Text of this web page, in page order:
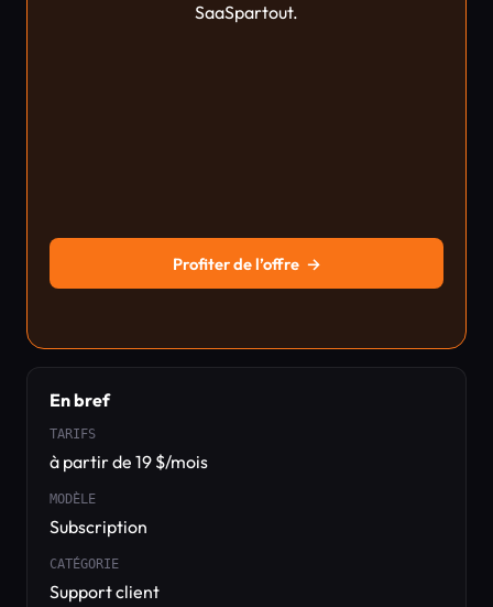
SaaSpartout.
Profiter de l’offre →
En bref
TARIFS
à partir de 19 $/mois
MODÈLE
Subscription
CATÉGORIE
Support client